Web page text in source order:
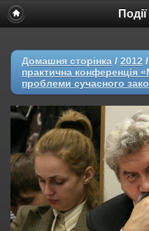
Домашня сторінка / 2012 /
практична конференція
проблеми сучасного